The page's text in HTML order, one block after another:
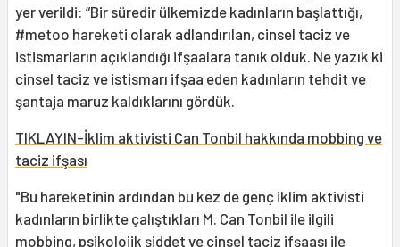
yer verildi: “Bir süredir ülkemizde kadınların başlattığı,
#metoo hareketi olarak adlandırılan, cinsel taciz ve
istismarların açıklandığı ifşaalara tanık olduk. Ne yazık ki
cinsel taciz ve istismarı ifşaa eden kadınların tehdit ve
şantaja maruz kaldıklarını gördük.
TIKLAYIN-İklim aktivisti Can Tonbil hakkında mobbing ve
taciz ifşası
"Bu hareketinin ardından bu kez de genç iklim aktivisti
kadınların birlikte çalıştıkları M. Can Tonbil ile ilgili
mobbing, psikolojik şiddet ve cinsel taciz ifşaası ile